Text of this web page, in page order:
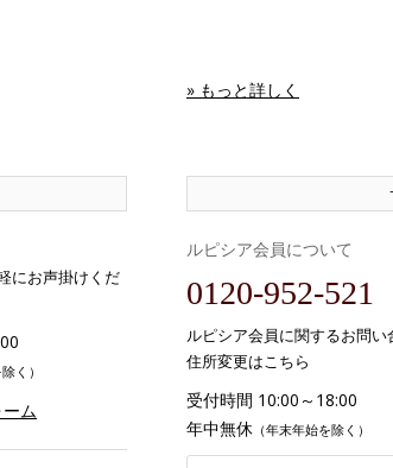
» もっと詳しく
にお声掛けくだ
く）
ム
ルピシア会員について
0120-952-521
ルピシア会員に関するお問い
住所変更はこちら
受付時間 10:00～18:00
年中無休 （年末年始を除く）